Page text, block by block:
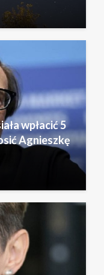
wpłacić 5
Agnieszkę